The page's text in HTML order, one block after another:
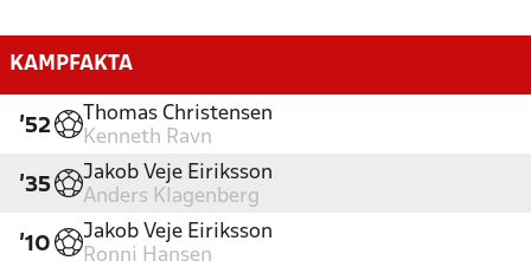
KAMPFAKTA
'52
Thomas Christensen
Kenneth Ravn
'35
Jakob Veje Eiriksson
Anders Klagenberg
'10
Jakob Veje Eiriksson
Ronni Hansen